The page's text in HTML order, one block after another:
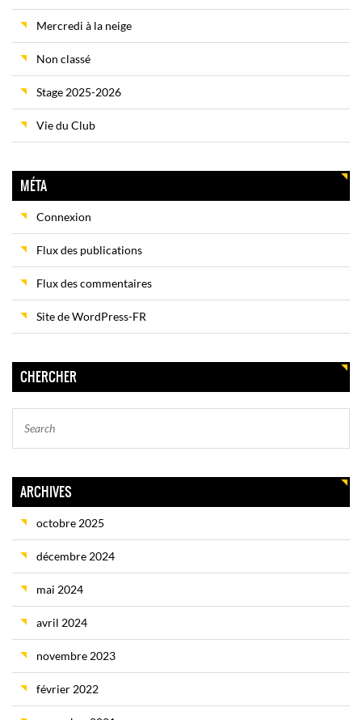
Mercredi à la neige
Non classé
Stage 2025-2026
Vie du Club
MÉTA
Connexion
Flux des publications
Flux des commentaires
Site de WordPress-FR
CHERCHER
ARCHIVES
octobre 2025
décembre 2024
mai 2024
avril 2024
novembre 2023
février 2022